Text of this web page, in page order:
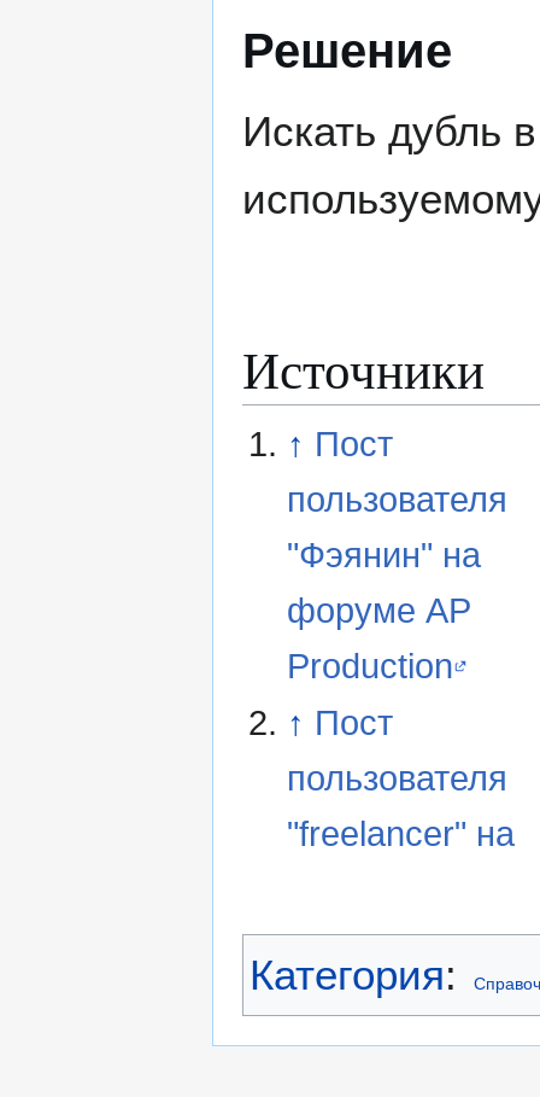
Решение
Искать дубль
Источники
↑ Пост
пользователя
"Фэянин" на
форуме AP
Production
↑ Пост
пользователя
"freelancer" на
Категория: